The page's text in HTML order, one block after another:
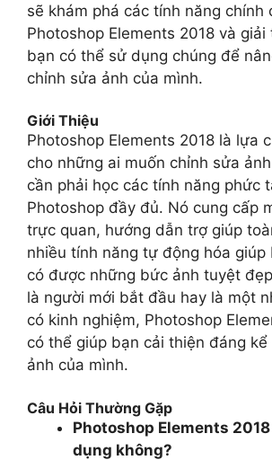
sẽ khám phá các tính năng chính
Photoshop Elements 2018 và giải
bạn có thể sử dụng chúng để
chỉnh sửa ảnh của mình.
Giới Thiệu
Photoshop Elements 2018 là lựa
cho những ai muốn chỉnh sửa
cần phải học các tính năng phức
Photoshop đầy đủ. Nó cung cấp
trực quan, hướng dẫn trợ giúp
nhiều tính năng tự động hóa giúp
có được những bức ảnh tuyệt
là người mới bắt đầu hay là một
có kinh nghiệm, Photoshop
có thể giúp bạn cải thiện đáng
ảnh của mình.
Câu Hỏi Thường Gặp
Photoshop Elements
dụng không?